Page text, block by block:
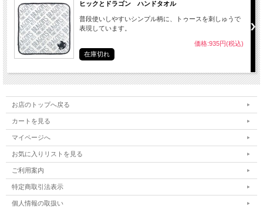
ヒックとドラゴン ハンドタオル
普段使いしやすいシンプル柄に、トゥースを刺しゅうで
表現しています。
価格:935円(税込)
在庫切れ
お店のトップへ戻る
カートを見る
マイページへ
お気に入りリストを見る
ご利用案内
特定商取引法表示
個人情報の取扱い